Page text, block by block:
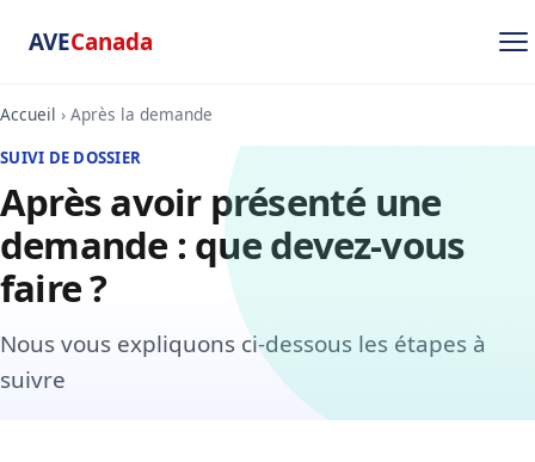
AVECanada
Accueil › Après la demande
SUIVI DE DOSSIER
Après avoir présenté une
demande : que devez-vous
faire ?
Nous vous expliquons ci-dessous les étapes à
suivre